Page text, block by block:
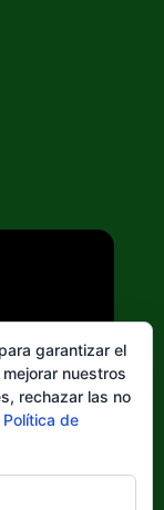
garantizar el
nuestros
rechazar las no
Política de